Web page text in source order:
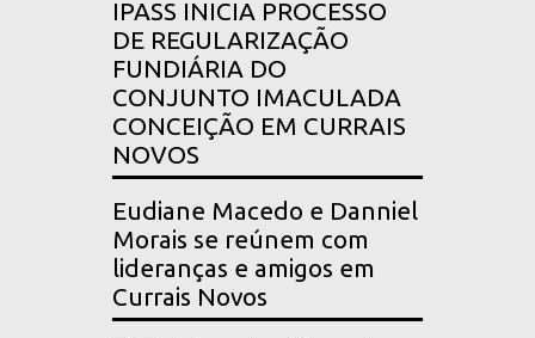
IPASS INICIA PROCESSO
DE REGULARIZAÇÃO
FUNDIÁRIA DO
CONJUNTO IMACULADA
CONCEIÇÃO EM CURRAIS
NOVOS
Eudiane Macedo e Danniel
Morais se reúnem com
lideranças e amigos em
Currais Novos